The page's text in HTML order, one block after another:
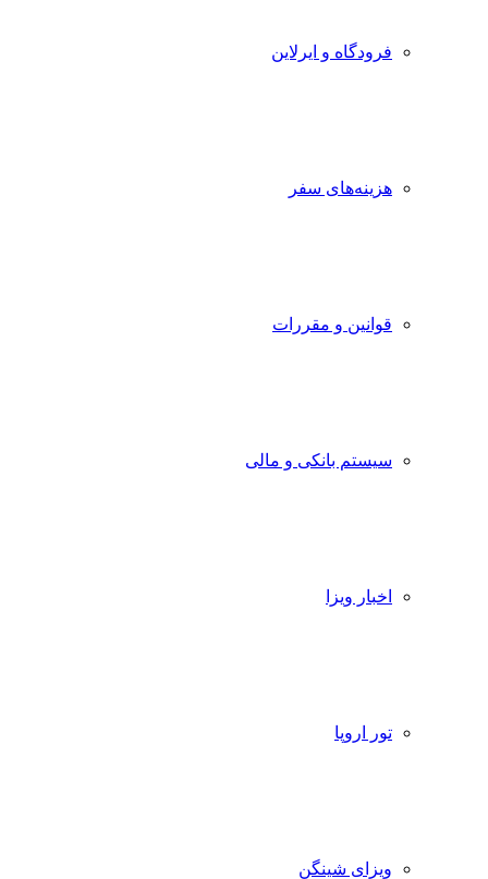
فرودگاه و ایرلاین
هزینه‌های سفر
قوانین و مقررات
سیستم بانکی و مالی
اخبار ویزا
تور اروپا
ویزای شینگن